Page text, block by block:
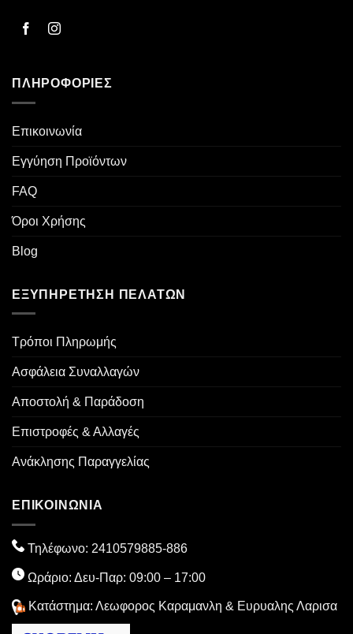
ΠΛΗΡΟΦΟΡΊΕΣ
Επικοινωνία
Εγγύηση Προϊόντων
FAQ
Όροι Χρήσης
Blog
ΕΞΥΠΗΡΈΤΗΣΗ ΠΕΛΑΤΏΝ
Τρόποι Πληρωμής
Ασφάλεια Συναλλαγών
Αποστολή & Παράδοση
Επιστροφές & Αλλαγές
Ανάκλησης Παραγγελίας
ΕΠΙΚΟΙΝΩΝΙΑ
Τηλέφωνο: 2410579885-886
Ωράριο: Δευ-Παρ: 09:00 – 17:00
Κατάστημα: Λεωφορος Καραμανλη & Ευρυαλης Λαρισα